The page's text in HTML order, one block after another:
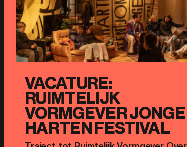
VACATURE:
RUIMTELIJK
VORMGEVER JONGE
HARTEN FESTIVAL